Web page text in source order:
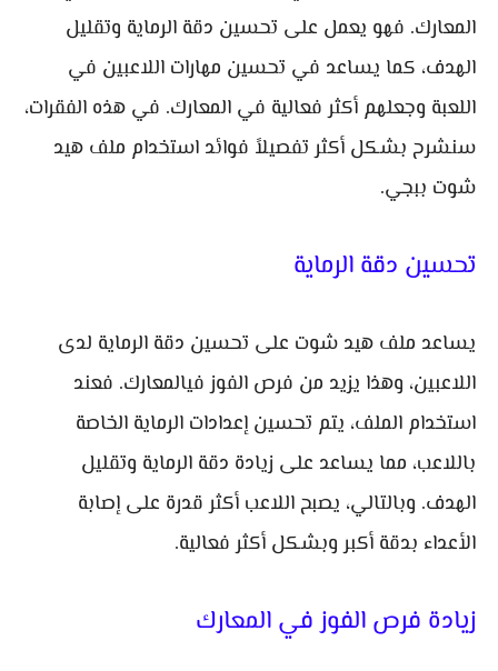
المعارك. فهو يعمل على تحسين دقة الرماية وتقليل
الهدف، كما يساعد في تحسين مهارات اللاعبين في
اللعبة وجعلهم أكثر فعالية في المعارك. في هذه الفقرات،
سنشرح بشكل أكثر تفصيلاً فوائد استخدام ملف هيد
شوت ببجي.
تحسين دقة الرماية
يساعد ملف هيد شوت على تحسين دقة الرماية لدى
اللاعبين، وهذا يزيد من فرص الفوز فيالمعارك. فعند
استخدام الملف، يتم تحسين إعدادات الرماية الخاصة
باللاعب، مما يساعد على زيادة دقة الرماية وتقليل
الهدف. وبالتالي، يصبح اللاعب أكثر قدرة على إصابة
الأعداء بدقة أكبر وبشكل أكثر فعالية.
زيادة فرص الفوز في المعارك